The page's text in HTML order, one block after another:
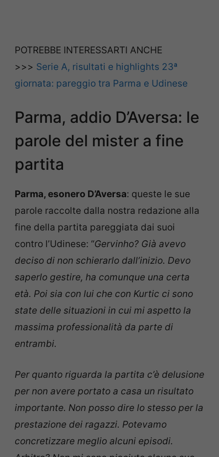
POTREBBE INTERESSARTI ANCHE
>>> Serie A, risultati e highlights 23ª
giornata: pareggio tra Parma e Udinese
Parma, addio D’Aversa: le
parole del mister a fine
partita
Parma, esonero D’Aversa: queste le sue
parole raccolte dalla nostra redazione alla
fine della partita pareggiata dai suoi
contro l’Udinese: “Gervinho? Già avevo
deciso di non schierarlo dall’inizio. Devo
saperlo gestire, ha comunque una certa
età. Poi sia con lui che con Kurtic ci sono
state delle situazioni in cui mi aspetto la
massima professionalità da parte di
entrambi.
Per quanto riguarda la partita c’è delusione
per non avere portato a casa un risultato
importante. Non posso dire lo stesso per la
prestazione dei ragazzi. Potevamo
concretizzare meglio alcuni episodi.